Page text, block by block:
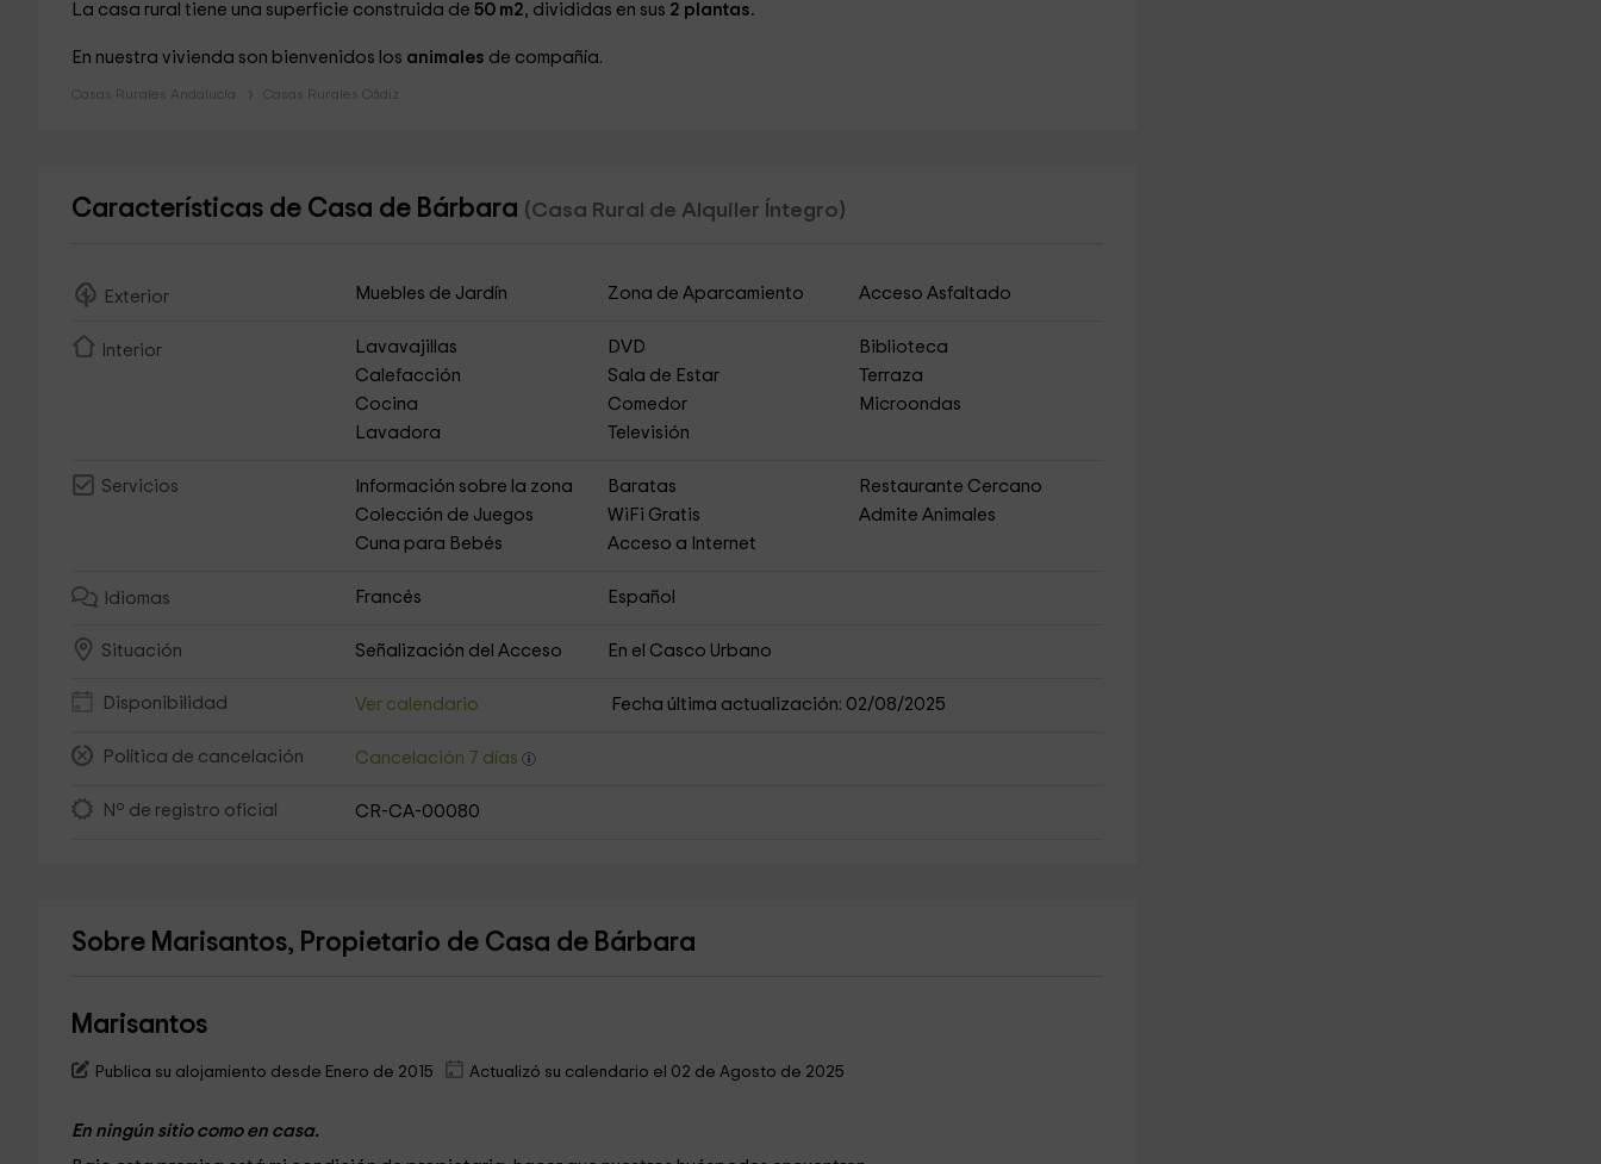
La casa rural tiene una superficie construida de 50 m2, divididas en sus 2 plantas.
En nuestra vivienda son bienvenidos los animales de compañía.
Casas Rurales Andalucía Casas Rurales Cádiz
Características de Casa de Bárbara (Casa Rural de Alquiler Íntegro)
Exterior Muebles de Jardín Zona de Aparcamiento Acceso Asfaltado
Interior Lavavajillas DVD
Biblioteca
Calefacción
Sala de Estar
Terraza
Cocina
Comedor
Microondas
Lavadora
Televisión
Servicios Información sobre la zona Baratas
Restaurante Cercano
Colección de Juegos
WiFi Gratis
Admite Animales
Cuna para Bebés
Acceso a Internet
Idiomas Francés Español
Situación Señalización del Acceso En el Casco Urbano
Disponibilidad Ver calendario Fecha última actualización: 02/08/2025
Política de cancelación Cancelación 7 días
Nº de registro oficial CR-CA-00080
Sobre Marisantos, Propietario de Casa de Bárbara
Marisantos
Publica su alojamiento desde Enero de 2015 Actualizó su calendario el 02 de Agosto de 2025
En ningún sitio como en casa.